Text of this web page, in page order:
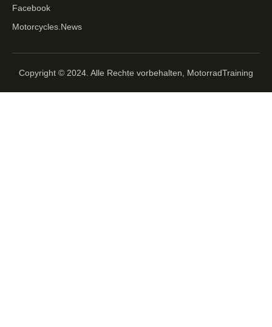
Facebook
Motorcycles.News
Copyright © 2024. Alle Rechte vorbehalten, MotorradTraining